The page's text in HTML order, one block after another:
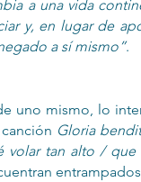
a una vida
y, en lugar de
a sí mismo”.
uno mismo, lo
Gloria
volar tan alto /